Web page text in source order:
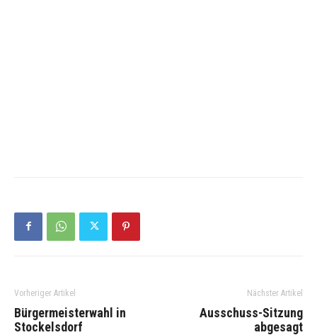
Vorheriger Artikel
Bürgermeisterwahl in
Stockelsdorf
Nächster Artikel
Ausschuss-Sitzung
abgesagt